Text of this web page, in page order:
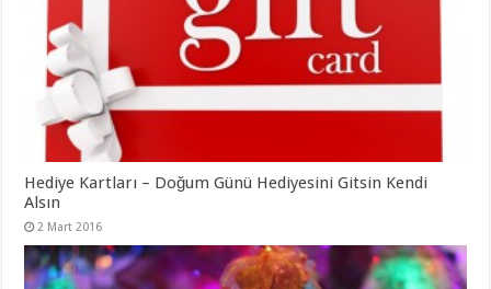
Hediye Kartları – Doğum Günü Hediyesini Gitsin Kendi
Alsın
2 Mart 2016